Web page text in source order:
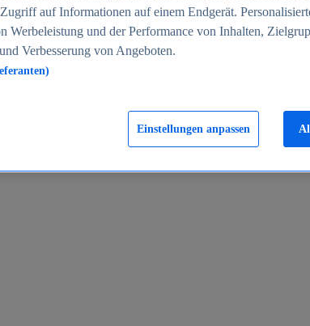
2005-2025
auf Informationen auf einem Endgerät.
Werbeleistung und der Performance von Inhalten,
Verbesserung von Angeboten.
Einstellungen anpassen